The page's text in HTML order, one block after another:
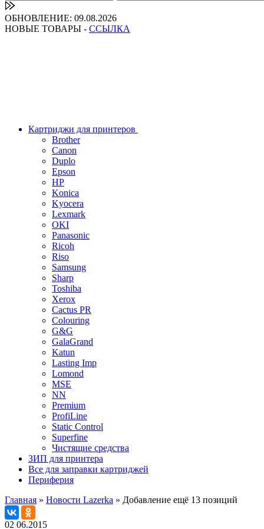
ОБНОВЛЕНИЕ: 09.08.2026
НОВЫЕ ТОВАРЫ - ССЫЛКА
Картриджи для принтеров
Brother
Canon
Duplo
Epson
HP
Konica
Kyocera
Lexmark
OKI
Panasonic
Ricoh
Riso
Samsung
Sharp
Toshiba
Xerox
Cactus PR
Colouring
G&G
GalaGrand
Katun
Lasting Imp
Lomond
MSE
NN
Premium
ProfiLine
Static Control
Superfine
Чистящие средства
ЗИП для принтера
Все для заправки картриджей
Периферия
Главная » Новости Lazerka » Добавление ещё 13 позиций
02 06.2015